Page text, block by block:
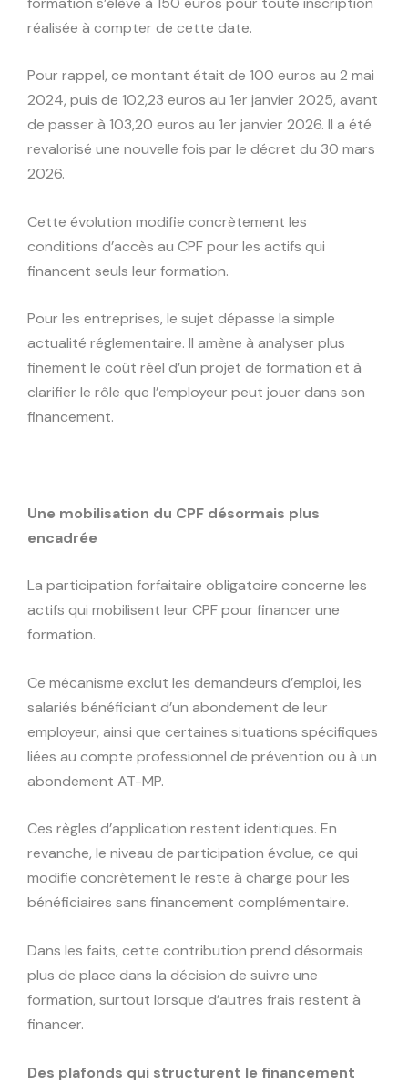
réalisée à compter de cette date.
Pour rappel, ce montant était de 100 euros au 2 mai
2024, puis de 102,23 euros au 1er janvier 2025, avant
de passer à 103,20 euros au 1er janvier 2026. Il a été
revalorisé une nouvelle fois par le décret du 30 mars
2026.
Cette évolution modifie concrètement les
conditions d’accès au CPF pour les actifs qui
financent seuls leur formation.
Pour les entreprises, le sujet dépasse la simple
actualité réglementaire. Il amène à analyser plus
finement le coût réel d’un projet de formation et à
clarifier le rôle que l’employeur peut jouer dans son
financement.
Une mobilisation du CPF désormais plus
encadrée
La participation forfaitaire obligatoire concerne les
actifs qui mobilisent leur CPF pour financer une
formation.
Ce mécanisme exclut les demandeurs d’emploi, les
salariés bénéficiant d’un abondement de leur
employeur, ainsi que certaines situations spécifiques
liées au compte professionnel de prévention ou à un
abondement AT-MP.
Ces règles d’application restent identiques. En
revanche, le niveau de participation évolue, ce qui
modifie concrètement le reste à charge pour les
bénéficiaires sans financement complémentaire.
Dans les faits, cette contribution prend désormais
plus de place dans la décision de suivre une
formation, surtout lorsque d’autres frais restent à
financer.
Des plafonds qui structurent le financement